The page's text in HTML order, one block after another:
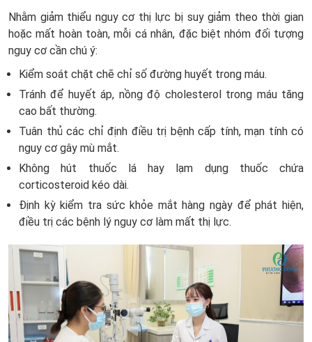
Nhằm giảm thiểu nguy cơ thị lực bị suy giảm theo thời gian
hoặc mất hoàn toàn, mỗi cá nhân, đặc biệt nhóm đối tượng
nguy cơ cần chú ý:
Kiểm soát chặt chẽ chỉ số đường huyết trong máu.
Tránh để huyết áp, nồng độ cholesterol trong máu tăng
cao bất thường.
Tuân thủ các chỉ định điều trị bệnh cấp tính, mạn tính có
nguy cơ gây mù mắt.
Không hút thuốc lá hay lạm dụng thuốc chứa
corticosteroid kéo dài.
Định kỳ kiểm tra sức khỏe mắt hàng ngày để phát hiện,
điều trị các bệnh lý nguy cơ làm mất thị lực.